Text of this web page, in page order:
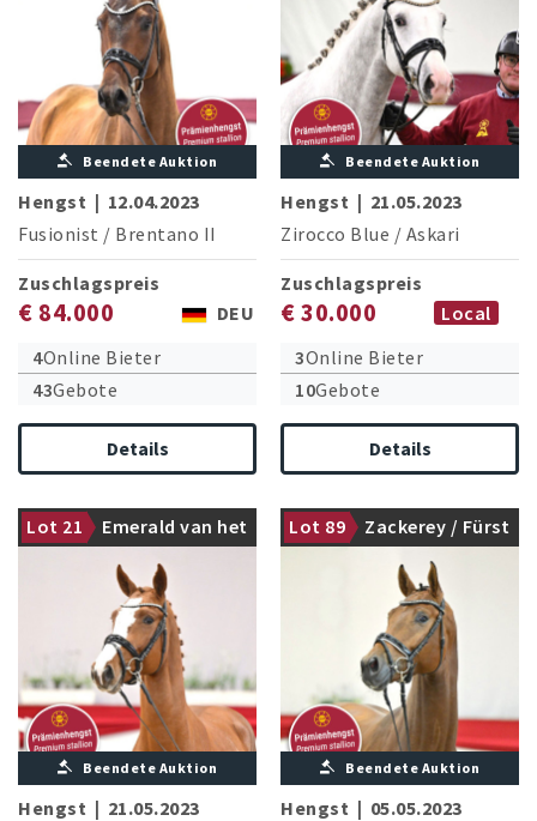
Beendete Auktion
Hengst | 12.04.2023
Fusionist / Brentano II
Zuschlagspreis
€ 84.000
DEU
4Online Bieter
43Gebote
Details
Beendete Auktion
Hengst | 21.05.2023
Zirocco Blue / Askari
Zuschlagspreis
€ 30.000
Local
3Online Bieter
10Gebote
Details
Lot 21
Emerald van het
Ruytershof /
Balou du Rouet
Prämienhengst
Beendete Auktion
Hengst | 21.05.2023
Lot 89
Zackerey / Fürst
Heinrich
Prämienhengst
Beendete Auktion
Hengst | 05.05.2023